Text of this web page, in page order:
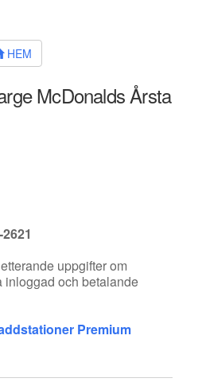
HEM
McDonalds Årsta
uppgifter om
inloggad och betalande
Premium